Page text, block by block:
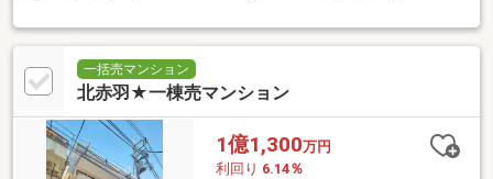
管理を行い、
一括売マンション
北赤羽★一棟売マンション
1億1,300万円
利回り 6.14％